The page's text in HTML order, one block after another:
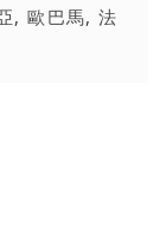
,歐巴馬,法